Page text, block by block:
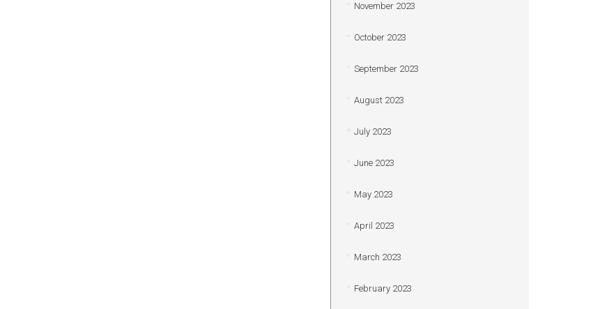
November 2023
October 2023
September 2023
August 2023
July 2023
June 2023
May 2023
April 2023
March 2023
February 2023